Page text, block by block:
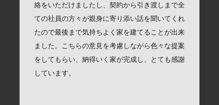
絡をいただけましたし、契約から引き渡しまで全
ての社員の方々が親身に寄り添い話を聞いてくれ
たので最後まで気持ちよく家を建てることが出来
ました。こちらの意見を考慮しながら色々な提案
をしてもらい、納得いく家が完成し、とても感謝
しています。